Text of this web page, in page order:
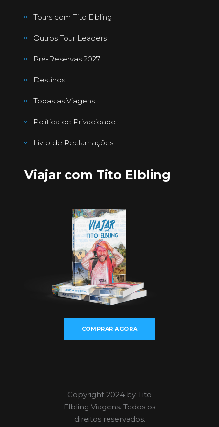
Tours com Tito Elbling
Outros Tour Leaders
Pré-Reservas 2027
Destinos
Todas as Viagens
Política de Privacidade
Livro de Reclamações
Viajar com Tito Elbling
COMPRAR AGORA
Copyright 2024 by Tito
Elbling Viagens. Todos os
direitos reservados.